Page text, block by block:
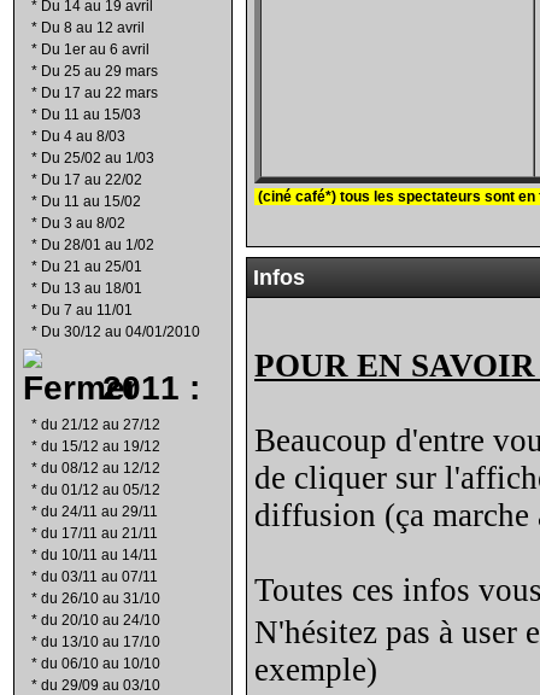
* Du 14 au 19 avril
* Du 8 au 12 avril
* Du 1er au 6 avril
* Du 25 au 29 mars
* Du 17 au 22 mars
* Du 11 au 15/03
* Du 4 au 8/03
* Du 25/02 au 1/03
* Du 17 au 22/02
* Du 11 au 15/02
* Du 3 au 8/02
* Du 28/01 au 1/02
* Du 21 au 25/01
* Du 13 au 18/01
* Du 7 au 11/01
* Du 30/12 au 04/01/2010
2011 :
* du 21/12 au 27/12
* du 15/12 au 19/12
* du 08/12 au 12/12
* du 01/12 au 05/12
* du 24/11 au 29/11
* du 17/11 au 21/11
* du 10/11 au 14/11
* du 03/11 au 07/11
* du 26/10 au 31/10
* du 20/10 au 24/10
* du 13/10 au 17/10
* du 06/10 au 10/10
* du 29/09 au 03/10
(ciné café*) tous les spectateurs sont en
Infos
POUR EN
Beaucoup d'entre
de cliquer sur
diffusion (ça
Toutes ces infos
N'hésitez pas à user
exemple)